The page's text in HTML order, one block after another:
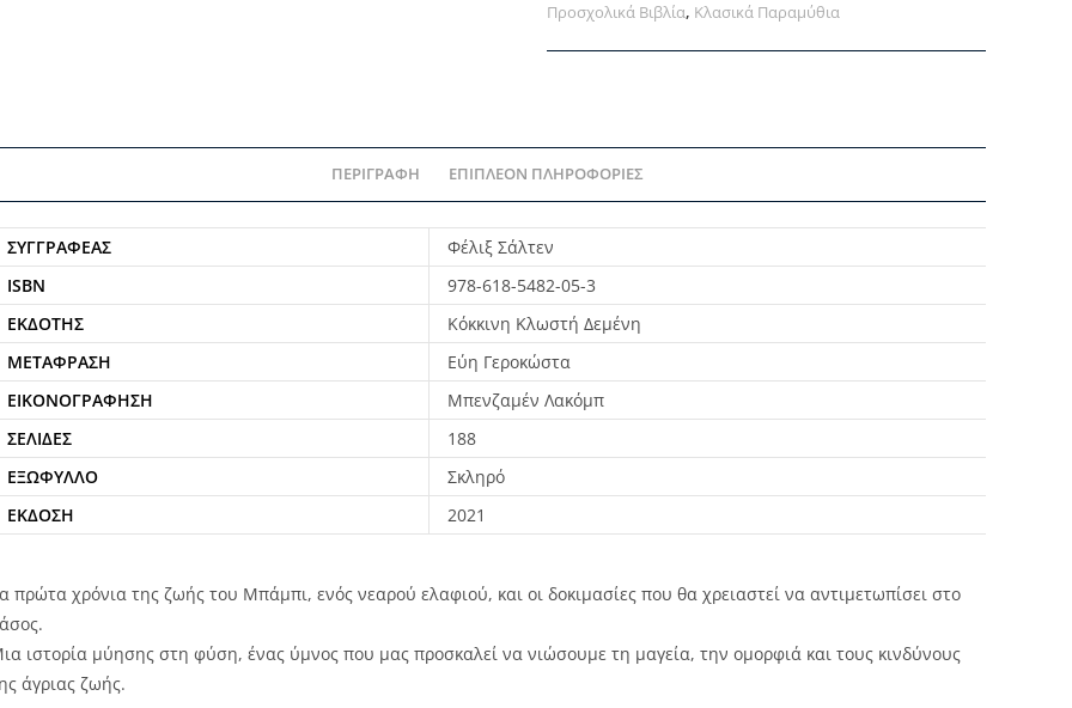
Προσχολικά Βιβλία, Κλασικά Παραμύθια
ΠΕΡΙΓΡΑΦΉ ΕΠΙΠΛΈΟΝ ΠΛΗΡΟΦΟΡΊΕΣ
ΣΥΓΓΡΑΦΈΑΣ
Φέλιξ Σάλτεν
ISBN
978-618-5482-05-3
ΕΚΔΌΤΗΣ
Κόκκινη Κλωστή Δεμένη
ΜΕΤΆΦΡΑΣΗ
Εύη Γεροκώστα
ΕΙΚΟΝΟΓΡΆΦΗΣΗ
Μπενζαμέν Λακόμπ
ΣΕΛΊΔΕΣ
188
ΕΞΏΦΥΛΛΟ
Σκληρό
ΈΚΔΟΣΗ
2021
πρώτα χρόνια της ζωής του Μπάμπι, ενός νεαρού ελαφιού, και οι δοκιμασίες που θα χρειαστεί να αντιμετωπίσει στο
ιστορία μύησης στη φύση, ένας ύμνος που μας προσκαλεί να νιώσουμε τη μαγεία, την ομορφιά και τους κινδύνους
άγριας ζωής.